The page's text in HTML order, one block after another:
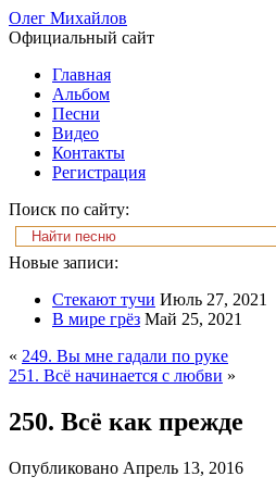
Олег Михайлов
Официальный сайт
Главная
Альбом
Песни
Видео
Контакты
Регистрация
Поиск по сайту:
Новые записи:
Стекают тучи Июль 27, 2021
В мире грёз Май 25, 2021
« 249. Вы мне гадали по руке
251. Всё начинается с любви »
250. Всё как прежде
Опубликовано Апрель 13, 2016